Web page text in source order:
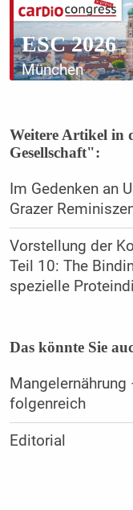
ESC 2026
München
Weitere Artikel in
Gesellschaft":
Im Gedenken an
Grazer
Vorstellung der
Teil 10: The
spezielle
Das könnte Sie
folgenreich
Editorial